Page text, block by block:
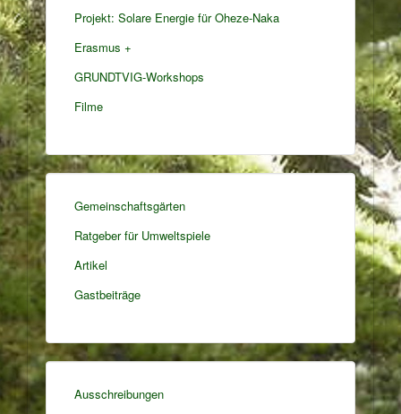
Projekt: Solare Energie für Oheze-Naka
Erasmus +
GRUNDTVIG-Workshops
Filme
Gemeinschaftsgärten
Ratgeber für Umweltspiele
Artikel
Gastbeiträge
Ausschreibungen